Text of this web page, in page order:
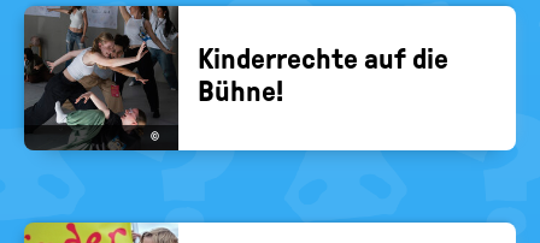
©
Kin­der­rech­te auf die
Bühne!